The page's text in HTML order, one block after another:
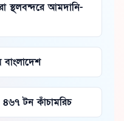
স্থলবন্দরে আমদানি-
বাংলাদেশ
টন কাঁচামরিচ